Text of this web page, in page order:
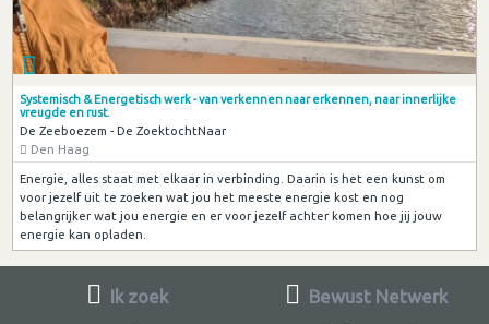
Systemisch & Energetisch werk - van verkennen naar erkennen, naar innerlijke
vreugde en rust.
De Zeeboezem - De ZoektochtNaar
Den Haag
Energie, alles staat met elkaar in verbinding. Daarin is het een kunst om
voor jezelf uit te zoeken wat jou het meeste energie kost en nog
belangrijker wat jou energie en er voor jezelf achter komen hoe jij jouw
energie kan opladen.
Ik zoek Bewust Netwerk